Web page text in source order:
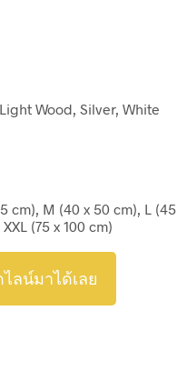
Wood, Silver, White
cm), M (40 x 50 cm), L (45
(75 x 100 cm)
ลน์มาได้เลย